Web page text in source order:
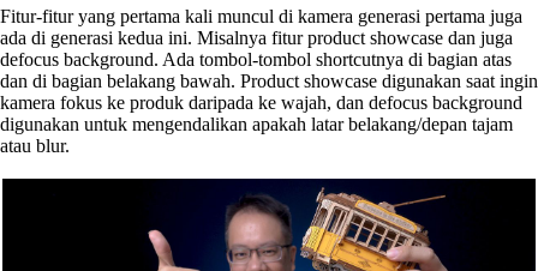
Fitur-fitur yang pertama kali muncul di kamera generasi pertama juga
ada di generasi kedua ini. Misalnya fitur product showcase dan juga
defocus background. Ada tombol-tombol shortcutnya di bagian atas
dan di bagian belakang bawah. Product showcase digunakan saat ingin
kamera fokus ke produk daripada ke wajah, dan defocus background
digunakan untuk mengendalikan apakah latar belakang/depan tajam
atau blur.